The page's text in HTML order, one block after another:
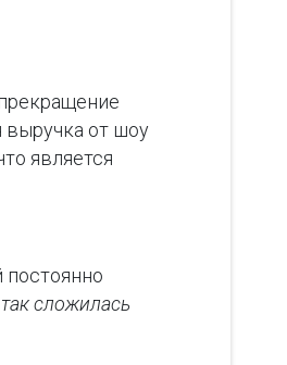
выручка от шоу
является
сложилась